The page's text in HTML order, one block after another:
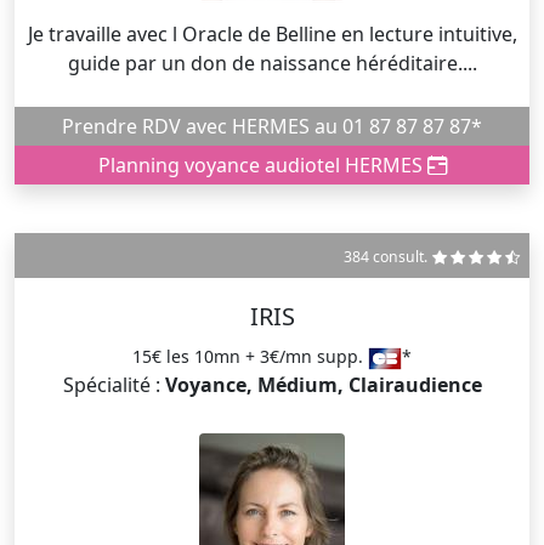
Je travaille avec l Oracle de Belline en lecture intuitive,
guide par un don de naissance héréditaire....
Prendre RDV avec HERMES au 01 87 87 87 87*
Planning voyance audiotel HERMES
384 consult.
IRIS
15€ les 10mn + 3€/mn supp. *
Spécialité : Voyance, Médium, Clairaudience